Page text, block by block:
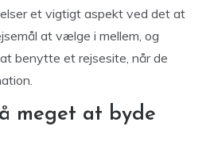
et vigtigt aspekt ved det at
at vælge i mellem, og
benytte et rejsesite, når de
meget at byde